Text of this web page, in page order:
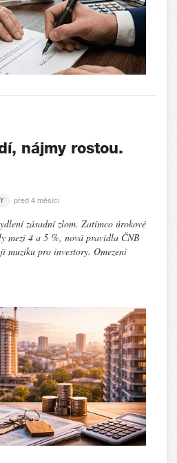
nájmy rostou.
před 4 měsíci
zásadní zlom. Zatímco úrokové
mezi 4 a 5 %, nová pravidla ČNB
muziku pro investory. Omezení